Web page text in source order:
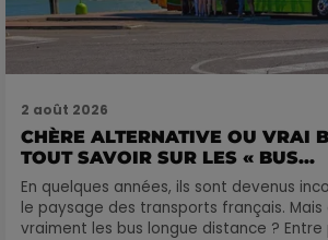
2 août 2026
CHÈRE ALTERNATIVE OU VRAI
TOUT SAVOIR SUR LES « BUS...
En quelques années, ils sont devenus
le paysage des transports français.
vraiment les bus longue distance ? Entre